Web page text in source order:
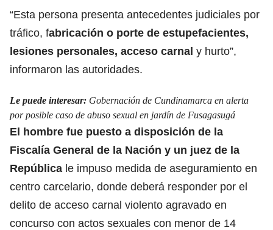
“Esta persona presenta antecedentes judiciales por
tráfico, fabricación o porte de estupefacientes,
lesiones personales, acceso carnal y hurto”,
informaron las autoridades.
Le puede interesar: Gobernación de Cundinamarca en alerta
por posible caso de abuso sexual en jardín de Fusagasugá
El hombre fue puesto a disposición de la
Fiscalía General de la Nación y un juez de la
República le impuso medida de aseguramiento en
centro carcelario, donde deberá responder por el
delito de acceso carnal violento agravado en
concurso con actos sexuales con menor de 14